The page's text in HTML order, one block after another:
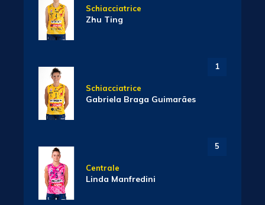
Schiacciatrice
Zhu Ting
1
Schiacciatrice
Gabriela Braga Guimarães
5
Centrale
Linda Manfredini